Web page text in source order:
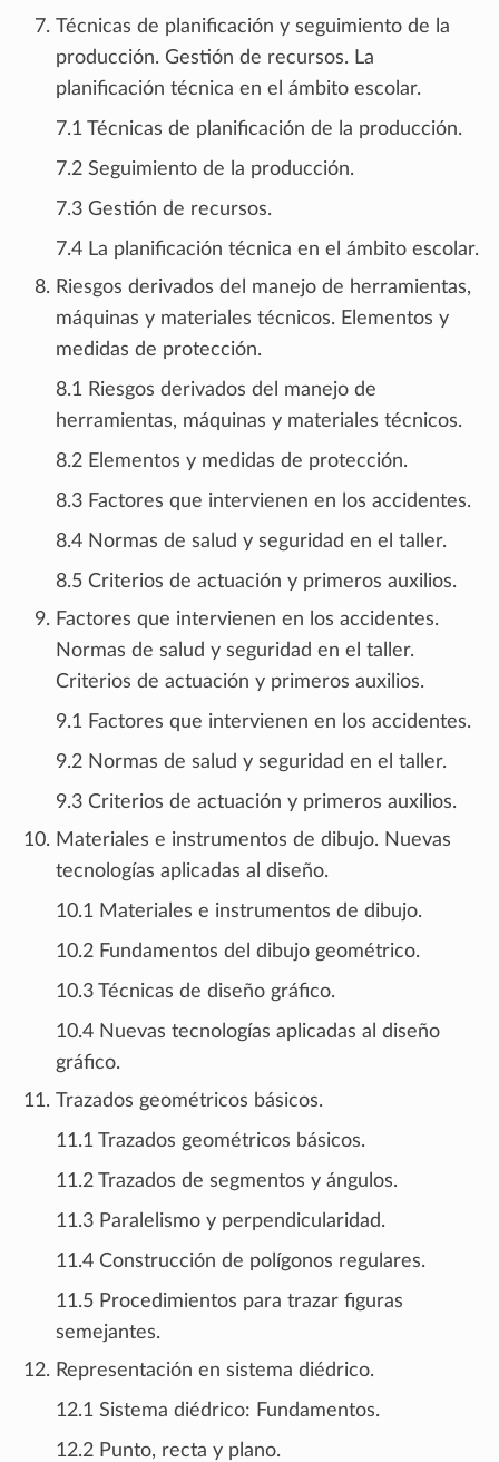
Técnicas de planificación y seguimiento de la
producción. Gestión de recursos. La
planificación técnica en el ámbito escolar.
7.1 Técnicas de planificación de la producción.
7.2 Seguimiento de la producción.
7.3 Gestión de recursos.
7.4 La planificación técnica en el ámbito escolar.
Riesgos derivados del manejo de herramientas,
máquinas y materiales técnicos. Elementos y
medidas de protección.
8.1 Riesgos derivados del manejo de
herramientas, máquinas y materiales técnicos.
8.2 Elementos y medidas de protección.
8.3 Factores que intervienen en los accidentes.
8.4 Normas de salud y seguridad en el taller.
8.5 Criterios de actuación y primeros auxilios.
Factores que intervienen en los accidentes.
Normas de salud y seguridad en el taller.
Criterios de actuación y primeros auxilios.
9.1 Factores que intervienen en los accidentes.
9.2 Normas de salud y seguridad en el taller.
9.3 Criterios de actuación y primeros auxilios.
Materiales e instrumentos de dibujo. Nuevas
tecnologías aplicadas al diseño.
10.1 Materiales e instrumentos de dibujo.
10.2 Fundamentos del dibujo geométrico.
10.3 Técnicas de diseño gráfico.
10.4 Nuevas tecnologías aplicadas al diseño
gráfico.
Trazados geométricos básicos.
11.1 Trazados geométricos básicos.
11.2 Trazados de segmentos y ángulos.
11.3 Paralelismo y perpendicularidad.
11.4 Construcción de polígonos regulares.
11.5 Procedimientos para trazar figuras
semejantes.
Representación en sistema diédrico.
12.1 Sistema diédrico: Fundamentos.
12.2 Punto, recta y plano.